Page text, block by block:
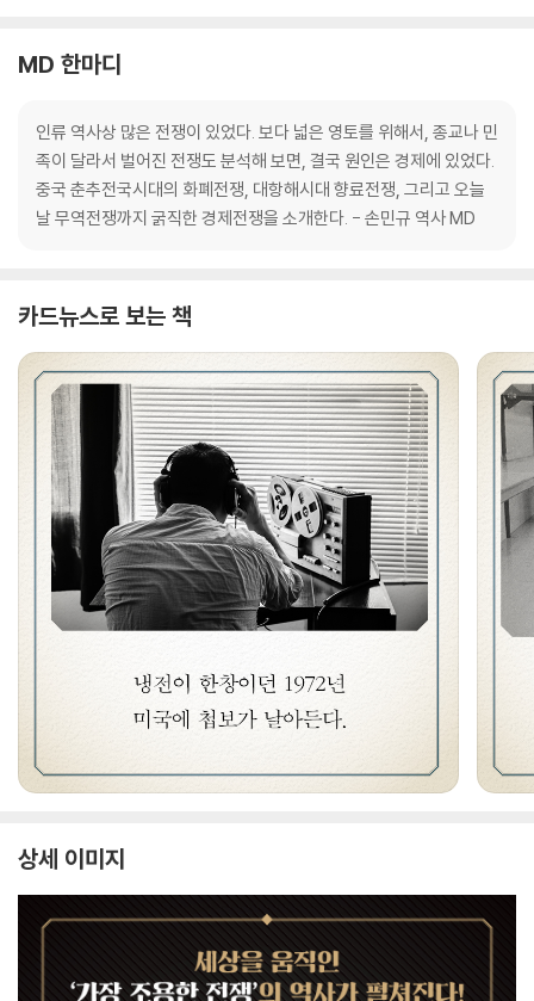
MD 한마디
인류 역사상 많은 전쟁이 있었다. 보다 넓은 영토를 위해서, 종교나 민
족이 달라서 벌어진 전쟁도 분석해 보면, 결국 원인은 경제에 있었다.
중국 춘추전국시대의 화폐전쟁, 대항해시대 향료전쟁, 그리고 오늘
날 무역전쟁까지 굵직한 경제전쟁을 소개한다. - 손민규 역사 MD
카드뉴스로 보는 책
상세 이미지